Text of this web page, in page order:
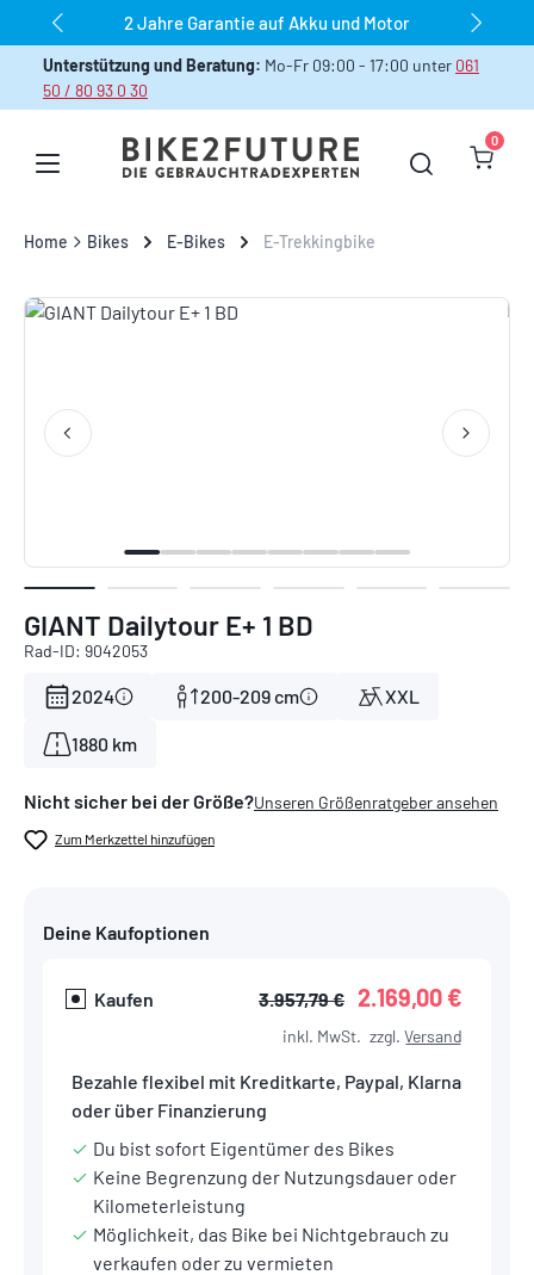
Zum Hauptinhalt springen2 Jahre Garantie auf Akku und Motor
Unterstützung und Beratung: Mo-Fr 09:00 - 17:00 unter 061
50 / 80 93 0 30
0
Home Bikes E-Bikes E-Trekkingbike
Bildergalerie überspringen
GIANT Dailytour E+ 1 BD
Rad-ID: 9042053
2024 200-209 cm XXL
1880 km
Nicht sicher bei der Größe?Unseren Größenratgeber ansehen
Zum Merkzettel hinzufügen
Deine Kaufoptionen
Kaufen 3.957,79 € 2.169,00 €
inkl. MwSt. zzgl. Versand
Bezahle flexibel mit Kreditkarte, Paypal, Klarna
oder über Finanzierung
Du bist sofort Eigentümer des Bikes
Keine Begrenzung der Nutzungsdauer oder
Kilometerleistung
Möglichkeit, das Bike bei Nichtgebrauch zu
verkaufen oder zu vermieten